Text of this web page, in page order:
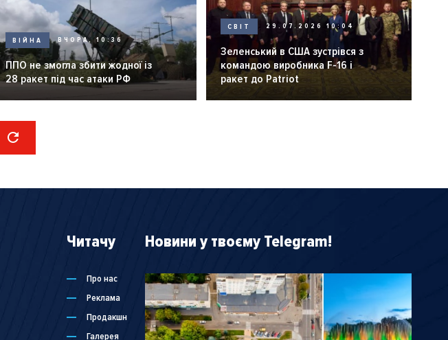
ВІЙНА ВЧОРА, 10:36
ППО не змогла збити жодної із
28 ракет під час атаки РФ
СВІТ 29.07.2026 10:04
Зеленський в США зустрівся з
командою виробника F-16 і
ракет до Patriot
Читачу
Про нас
Реклама
Продакшн
Галерея
Новини у твоєму Telegram!